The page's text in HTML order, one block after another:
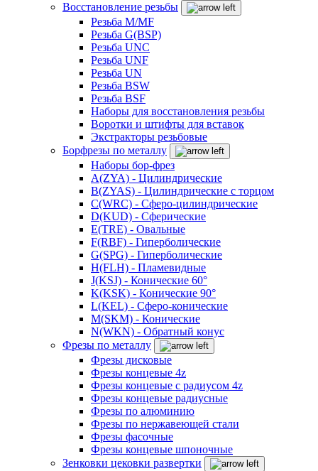
Восстановление резьбы
Резьба M/MF
Резьба G(BSP)
Резьба UNC
Резьба UNF
Резьба UN
Резьба BSW
Резьба BSF
Наборы для восстановления резьбы
Воротки и штифты для вставок
Экстракторы резьбовые
Борфрезы по металлу
Наборы бор-фрез
A(ZYA) - Цилиндрические
B(ZYAS) - Цилиндрические с торцом
C(WRC) - Сферо-цилиндрические
D(KUD) - Сферические
E(TRE) - Овальные
F(RBF) - Гиперболические
G(SPG) - Гиперболические
H(FLH) - Пламевидные
J(KSJ) - Конические 60°
K(KSK) - Конические 90°
L(KEL) - Сферо-конические
M(SKM) - Конические
N(WKN) - Обратный конус
Фрезы по металлу
Фрезы дисковые
Фрезы концевые 4z
Фрезы концевые с радиусом 4z
Фрезы концевые радиусные
Фрезы по алюминию
Фрезы по нержавеющей стали
Фрезы фасочные
Фрезы концевые шпоночные
Зенковки цековки развертки